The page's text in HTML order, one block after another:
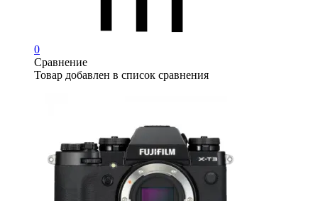
0
Сравнение
Товар добавлен в список сравнения